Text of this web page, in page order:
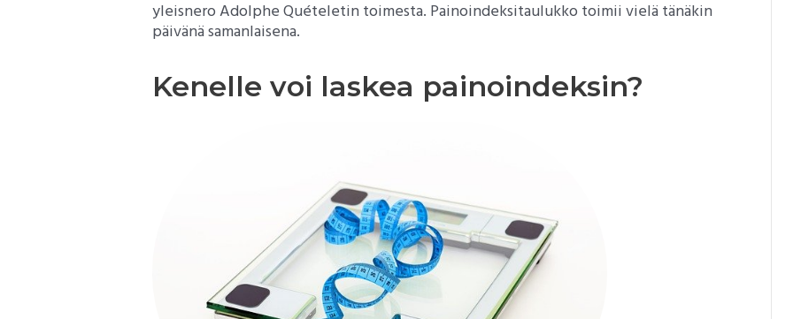
yleisnero Adolphe Quételetin toimesta. Painoindeksitaulukko toimii vielä tänäkin
päivänä samanlaisena.
Kenelle voi laskea painoindeksin?